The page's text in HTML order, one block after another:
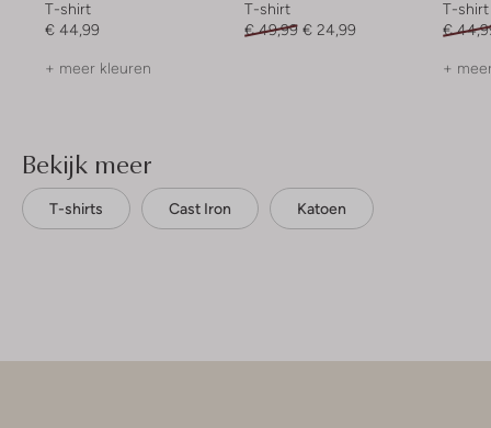
T-shirt
€ 44,99
+ meer kleuren
T-shirt
€ 49,99 € 24,99
T-shirt
€
+
Bekijk meer
T-shirts Cast Iron Katoen